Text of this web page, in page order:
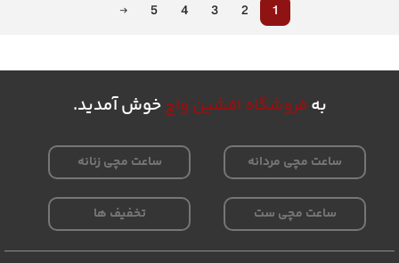
1
2
3
4
5
→
به فروشگاه افشین واچخوش آمدید.
ساعت مچی مردانه ساعت مچی زنانه
ساعت مچی ست تخفیف ها